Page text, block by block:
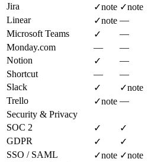
Jira
✓note ✓note
Linear
✓note —
Microsoft Teams
✓
—
Monday.com
—
—
Notion
✓
—
Shortcut
—
—
Slack
✓ ✓note
Trello
✓note —
Security & Privacy
SOC 2
✓
✓
GDPR
✓
✓
SSO / SAML
✓note ✓note